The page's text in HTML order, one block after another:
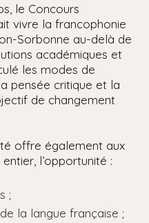
le Concours
vivre la francophonie
Sorbonne au-delà de
académiques et
les modes de
pensée critique et la
de changement
offre également aux
l’opportunité :
;
la langue française ;